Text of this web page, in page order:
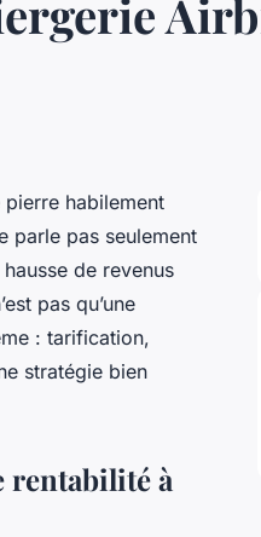
habilement
parle pas seulement
de revenus
pas qu’une
: tarification,
stratégie bien
rentabilité à